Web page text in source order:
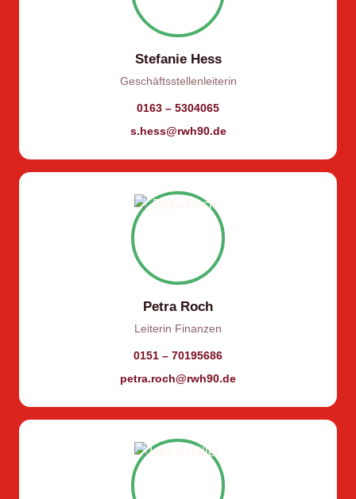
Stefanie Hess
Geschäftsstellenleiterin
0163 – 5304065
s.hess@rwh90.de
Petra Roch
Leiterin Finanzen
0151 – 70195686
petra.roch@rwh90.de